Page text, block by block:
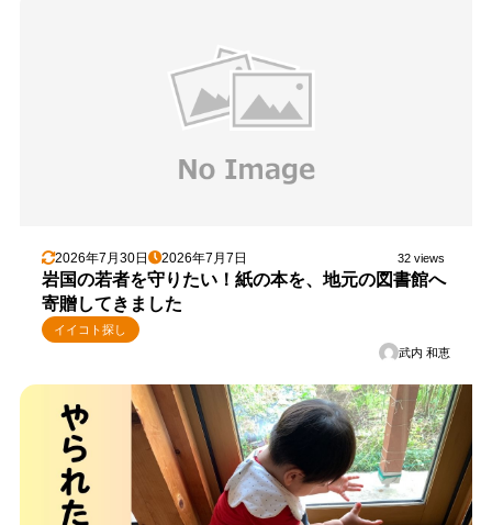
2026年7月30日 2026年7月7日 32 views
岩国の若者を守りたい！紙の本を、地元の図書館へ
寄贈してきました
イイコト探し
武内 和恵